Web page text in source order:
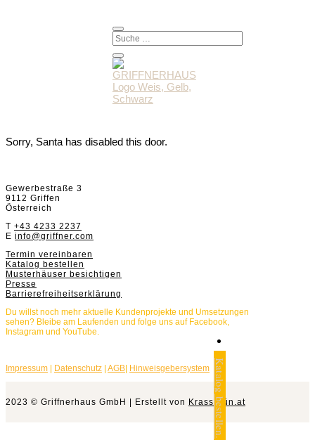
Sorry, Santa has disabled this door.
Gewerbestraße 3
9112 Griffen
Österreich
T +43 4233 2237
E info@griffner.com
Termin vereinbaren
Katalog bestellen
Musterhäuser besichtigen
Presse
Barrierefreiheitserklärung
Du willst noch mehr aktuelle Kundenprojekte und Umsetzungen
sehen? Bleibe am Laufenden und folge uns auf Facebook,
Instagram und YouTube.
Impressum | Datenschutz | AGB| Hinweisgebersystem
2023 © Griffnerhaus GmbH | Erstellt von Krassgrün.at
Katalog bestellen.